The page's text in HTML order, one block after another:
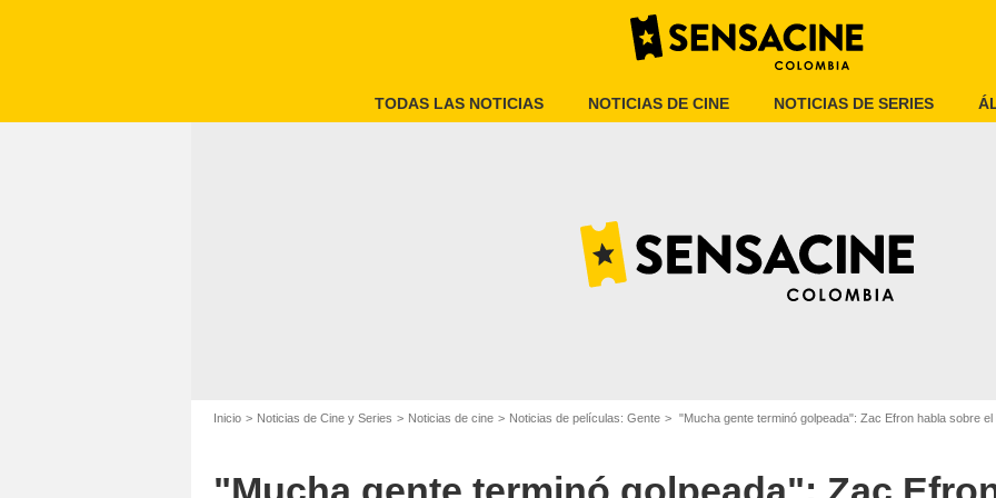
TODAS LAS NOTICIAS NOTICIAS DE CINE NOTICIAS DE SERIES
Inicio Noticias de Cine y Series Noticias de cine Noticias de películas: Gente "Mucha gente terminó golpeada": Zac Efron habla sobre